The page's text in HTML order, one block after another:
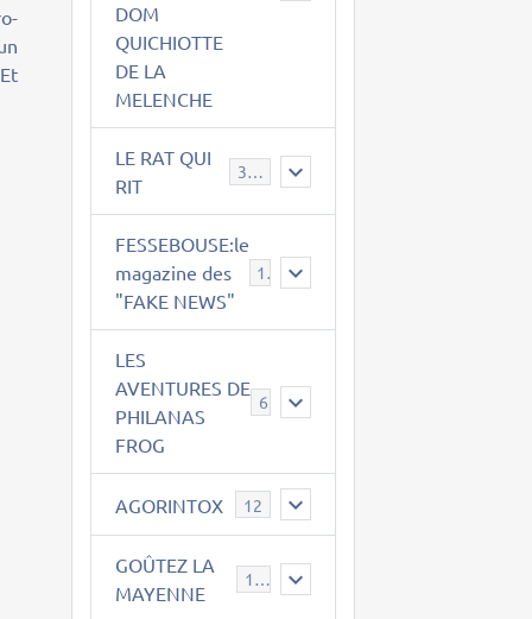
DOM
QUICHIOTTE
DE LA
MELENCHE
LE RAT QUI
RIT
395
FESSEBOUSE:le
magazine des
"FAKE NEWS"
19
LES
AVENTURES DE
PHILANAS
FROG
AGORINTOX 12
GOÛTEZ LA
MAYENNE
189